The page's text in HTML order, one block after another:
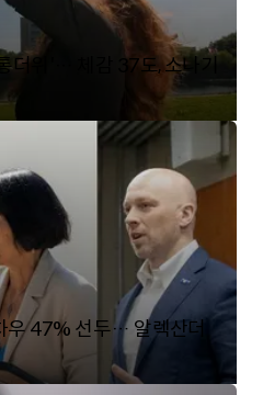
더위'… 체감 37도, 소나기
우 47% 선두… 알렉산더